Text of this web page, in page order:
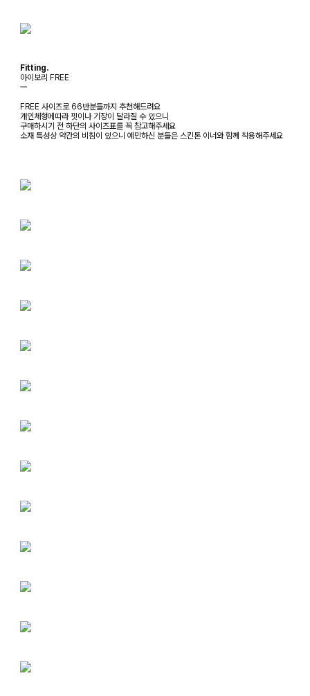
Fitting.
아이보리 FREE
ㅡ
FREE 사이즈로 66반분들까지 추천해드려요
개인체형에따라 핏이나 기장이 달라질 수 있으니
구매하시기 전 하단의 사이즈표를 꼭 참고해주세요
소재 특성상 약간의 비침이 있으니 예민하신 분들은 스킨톤 이너와 함께 착용해주세요